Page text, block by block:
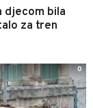
djecom bila
za tren
0